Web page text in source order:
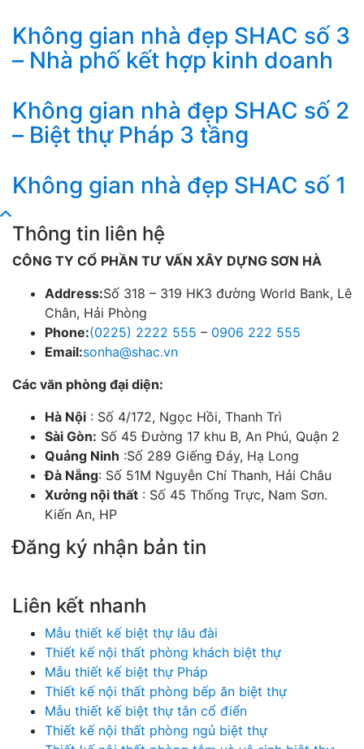
Không gian nhà đẹp SHAC số 3
– Nhà phố kết hợp kinh doanh
Không gian nhà đẹp SHAC số 2
– Biệt thự Pháp 3 tầng
Không gian nhà đẹp SHAC số 1
Thông tin liên hệ
CÔNG TY CỔ PHẦN TƯ VẤN XÂY DỰNG SƠN HÀ
Address:Số 318 – 319 HK3 đường World Bank, Lê
Chân, Hải Phòng
Phone:(0225) 2222 555 – 0906 222 555
Email:sonha@shac.vn
Các văn phòng đại diện:
Hà Nội : Số 4/172, Ngọc Hồi, Thanh Trì
Sài Gòn: Số 45 Đường 17 khu B, An Phú, Quận 2
Quảng Ninh :Số 289 Giếng Đáy, Hạ Long
Đà Nẵng: Số 51M Nguyễn Chí Thanh, Hải Châu
Xưởng nội thất : Số 45 Thống Trực, Nam Sơn.
Kiến An, HP
Đăng ký nhận bản tin
Liên kết nhanh
Mẫu thiết kế biệt thự lâu đài
Thiết kế nội thất phòng khách biệt thự
Mẫu thiết kế biệt thự Pháp
Thiết kế nội thất phòng bếp ăn biệt thự
Mẫu thiết kế biệt thự tân cổ điển
Thiết kế nội thất phòng ngủ biệt thự